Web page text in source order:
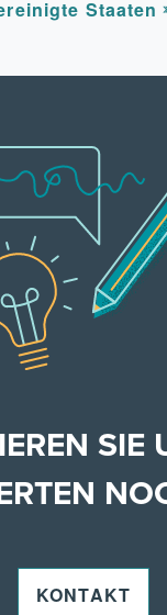
Staaten
SIE
KONTAKT